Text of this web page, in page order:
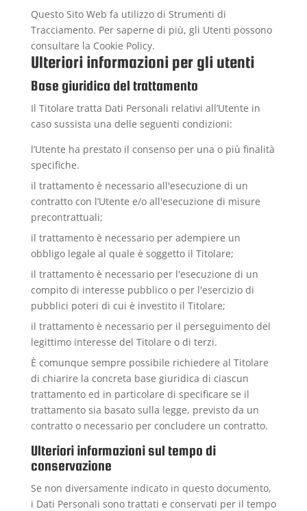
Questo Sito Web fa utilizzo di Strumenti di
Tracciamento. Per saperne di più, gli Utenti possono
consultare la Cookie Policy.
Ulteriori informazioni per gli utenti
Base giuridica del trattamento
Il Titolare tratta Dati Personali relativi all’Utente in
caso sussista una delle seguenti condizioni:
l’Utente ha prestato il consenso per una o più finalità
specifiche.
il trattamento è necessario all'esecuzione di un
contratto con l’Utente e/o all'esecuzione di misure
precontrattuali;
il trattamento è necessario per adempiere un
obbligo legale al quale è soggetto il Titolare;
il trattamento è necessario per l'esecuzione di un
compito di interesse pubblico o per l'esercizio di
pubblici poteri di cui è investito il Titolare;
il trattamento è necessario per il perseguimento del
legittimo interesse del Titolare o di terzi.
È comunque sempre possibile richiedere al Titolare
di chiarire la concreta base giuridica di ciascun
trattamento ed in particolare di specificare se il
trattamento sia basato sulla legge, previsto da un
contratto o necessario per concludere un contratto.
Ulteriori informazioni sul tempo di
conservazione
Se non diversamente indicato in questo documento,
i Dati Personali sono trattati e conservati per il tempo